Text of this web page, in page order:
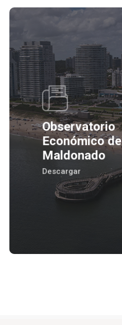
Observatorio
Económico de
Maldonado
Descargar